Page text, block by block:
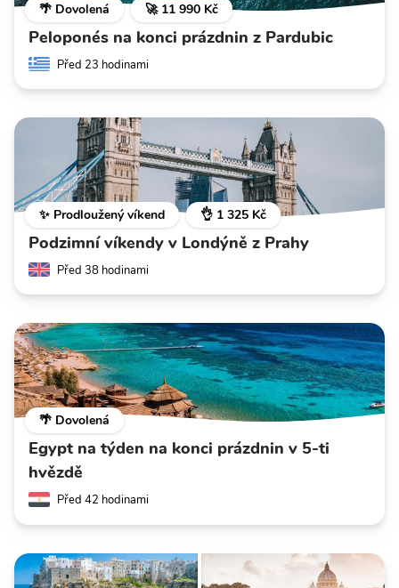
🌴 Dovolená 🚀 11 990 Kč
Peloponés na konci prázdnin z Pardubic
Před 23 hodinami
✨ Prodloužený víkend 👌 1 325 Kč
Podzimní víkendy v Londýně z Prahy
Před 38 hodinami
🌴 Dovolená
Egypt na týden na konci prázdnin v 5-ti
hvězdě
Před 42 hodinami